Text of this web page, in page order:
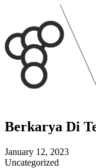
Berkarya Di
January 12, 2023
Uncategorized